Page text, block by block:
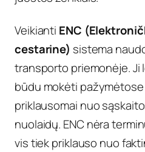
Veikianti ENC
cestarine) sistema
transporto priemonėje. Ji
būdu mokėti pažymėtose
priklausomai nuo
nuolaidų. ENC nėra
vis tiek priklauso nuo